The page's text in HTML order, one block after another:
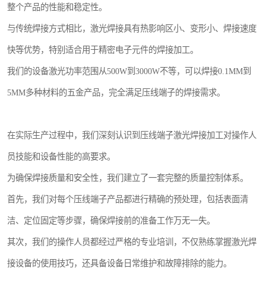
整个产品的性能和稳定性。
与传统焊接方式相比，激光焊接具有热影响区小、变形小、焊接速度
快等优势，特别适合用于精密电子元件的焊接加工。
我们的设备激光功率范围从500W到3000W不等，可以焊接0.1MM到
5MM多种材料的五金产品，完全满足压线端子的焊接需求。
在实际生产过程中，我们深刻认识到压线端子激光焊接加工对操作人
员技能和设备性能的高要求。
为确保焊接质量和安全性，我们建立了一套完整的质量控制体系。
首先，我们对每个压线端子产品都进行精确的预处理，包括表面清
洁、定位固定等步骤，确保焊接前的准备工作万无一失。
其次，我们的操作人员都经过严格的专业培训，不仅熟练掌握激光焊
接设备的使用技巧，还具备设备日常维护和故障排除的能力。